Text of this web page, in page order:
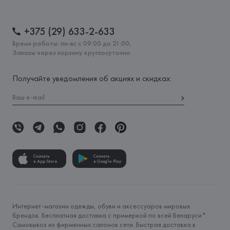
+375 (29) 633-2-633
Время работы: пн-вс с 09:00 до 21:00,
Заказы через корзину круглосуточно
Получайте уведомления об акциях и скидках:
Скачать
в App Store
Скачать
в Google Play
Интернет-магазин одежды, обуви и аксессуаров мировых
брендов. Бесплатная доставка с примеркой по всей Беларуси*.
Самовывоз из фирменных салонов сети. Быстрая доставка в